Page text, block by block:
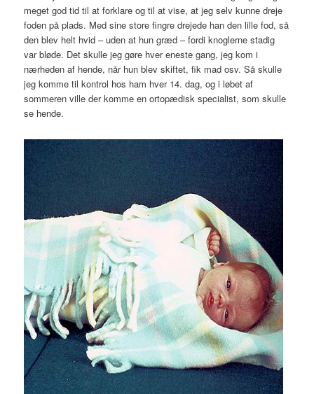
meget god tid til at forklare og til at vise, at jeg selv kunne dreje
foden på plads. Med sine store fingre drejede han den lille fod, så
den blev helt hvid – uden at hun græd – fordi knoglerne stadig
var bløde. Det skulle jeg gøre hver eneste gang, jeg kom i
nærheden af hende, når hun blev skiftet, fik mad osv. Så skulle
jeg komme til kontrol hos ham hver 14. dag, og i løbet af
sommeren ville der komme en ortopædisk specialist, som skulle
se hende.